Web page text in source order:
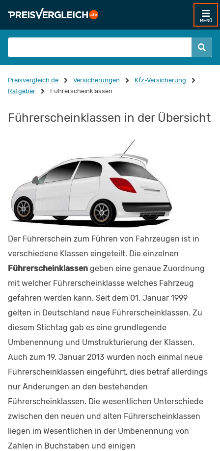
MENÜ
Preisvergleich.de Versicherungen
Kfz-Versicherung
Ratgeber
Führerscheinklassen
Führerscheinklassen in der Übersicht
Der Führerschein zum Führen von Fahrzeugen ist in
verschiedene Klassen eingeteilt. Die einzelnen
Führerscheinklassen geben eine genaue Zuordnung
mit welcher Führerscheinklasse welches Fahrzeug
gefahren werden kann. Seit dem 01. Januar 1999
gelten in Deutschland neue Führerscheinklassen. Zu
diesem Stichtag gab es eine grundlegende
Umbenennung und Umstrukturierung der Klassen.
Auch zum 19. Januar 2013 wurden noch einmal neue
Führerscheinklassen eingeführt, dies betraf allerdings
nur Änderungen an den bestehenden
Führerscheinklassen. Die wesentlichen Unterschiede
zwischen den neuen und alten Führerscheinklassen
liegen im Wesentlichen in der Umbenennung von
Zahlen in Buchstaben und einigen